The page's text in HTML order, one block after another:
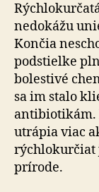
nedokážu
Končia
podstielke
bolestivé
sa im stalo
antibiotikám.
utrápia viac
rýchlokurčiat
prírode.